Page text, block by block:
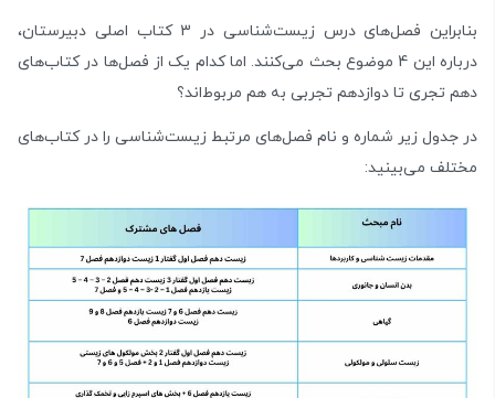
بنابراین فصل‌های درس زیست‌شناسی در 3 کتاب اصلی دبیرستان،
درباره این 4 موضوع بحث می‌کنند. اما کدام یک از فصل‌ها در کتاب‌های
دهم تجری تا دوازدهم تجربی به هم مربوط‌اند؟
در جدول زیر شماره و نام فصل‌های مرتبط زیست‌شناسی را در کتاب‌های
مختلف می‌بینید: